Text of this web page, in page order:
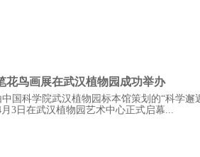
花鸟画展在武汉植物园成功举办
中国科学院武汉植物园标本馆策划的“科学
3日在武汉植物园艺术中心正式启幕...